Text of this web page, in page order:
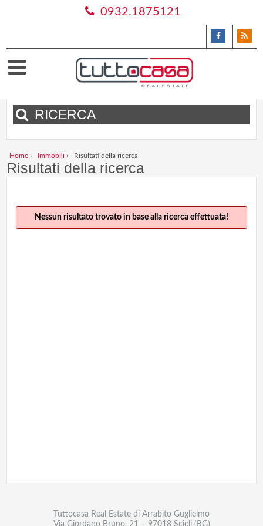
0932.1875121
RICERCA
Home › Immobili › Risultati della ricerca
Risultati della ricerca
Nessun risultato trovato in base alla ricerca effettuata!
Tuttocasa Real Estate di Arrabito Guglielmo